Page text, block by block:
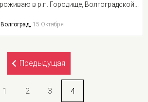
в р.п. Городище, Волгоградской...
Волгоград, 15 Октября
Предыдущая
1 2 3 4